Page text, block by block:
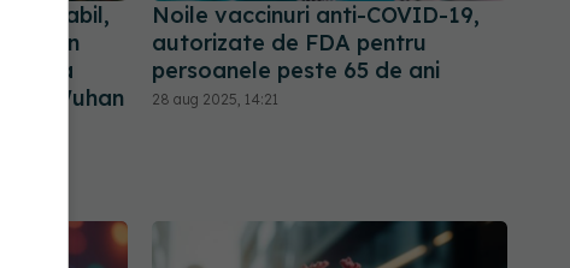
probabil,
un
de la
din Wuhan
Noile vaccinuri anti-COVID-19,
autorizate de FDA pentru
persoanele peste 65 de ani
28 aug 2025, 14:21